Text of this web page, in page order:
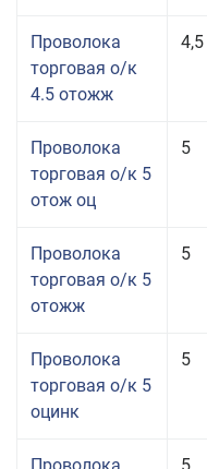
Проволока
торговая о/к
4.5 отожж
4,5
Проволока
торговая о/к 5
отож оц
5
Проволока
торговая о/к 5
отожж
5
Проволока
торговая о/к 5
оцинк
5